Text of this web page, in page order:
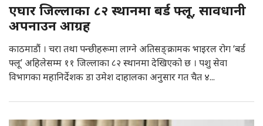
एघार जिल्लाका ८२ स्थानमा बर्ड फ्लू, सावधानी
अपनाउन आग्रह
काठमाडौं । चरा तथा पन्छीहरूमा लाग्ने अतिसङ्क्रामक भाइरल रोग ‘बर्ड
फ्लू’ अहिलेसम्म ११ जिल्लाका ८२ स्थानमा देखिएको छ । पशु सेवा
विभागका महानिर्देशक डा उमेश दाहालका अनुसार गत चैत ४...